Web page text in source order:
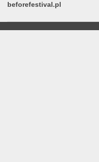
beforefestival.pl